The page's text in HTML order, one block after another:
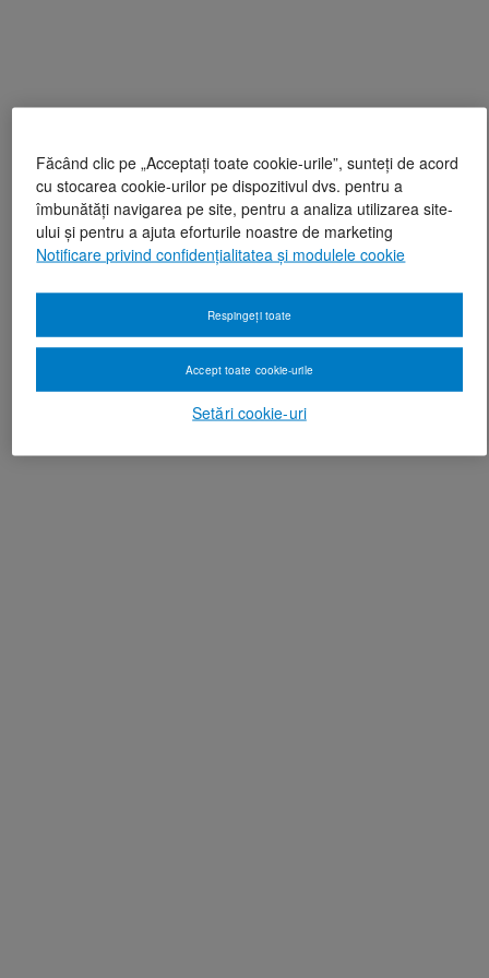
Făcând clic pe „Acceptați toate cookie-urile”, sunteți de acord
cu stocarea cookie-urilor pe dispozitivul dvs. pentru a
îmbunătăți navigarea pe site, pentru a analiza utilizarea site-
ului și pentru a ajuta eforturile noastre de marketing
Notificare privind confidențialitatea și modulele cookie
Setări cookie-uri
Respingeți toate
Accept toate cookie-urile